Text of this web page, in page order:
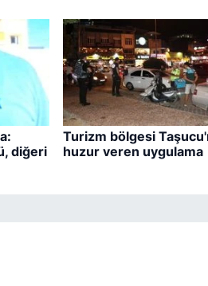
diğeri
Turizm bölgesi
huzur veren uygulama